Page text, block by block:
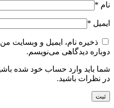
نام *
ایمیل *
ذخیره نام، ایمیل و وبسایت
دوباره دیدگاهی می‌نویسم.
شما باید وارد حساب خود شده
در نظرات باشید.